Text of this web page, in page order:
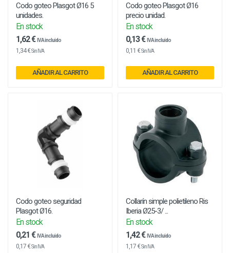
Codo goteo Plasgot Ø16 5
unidades.
En stock
1,62 € IVA incluido
1,34 €Sin IVA
AÑADIR AL CARRITO
Codo goteo Plasgot Ø16
precio unidad.
En stock
0,13 € IVA incluido
0,11 €Sin IVA
AÑADIR AL CARRITO
Codo goteo seguridad
Plasgot Ø16.
En stock
0,21 € IVA incluido
0,17 €Sin IVA
Collarín simple polietileno Ris
Iberia Ø25-3/ ...
En stock
1,42 € IVA incluido
1,17 €Sin IVA